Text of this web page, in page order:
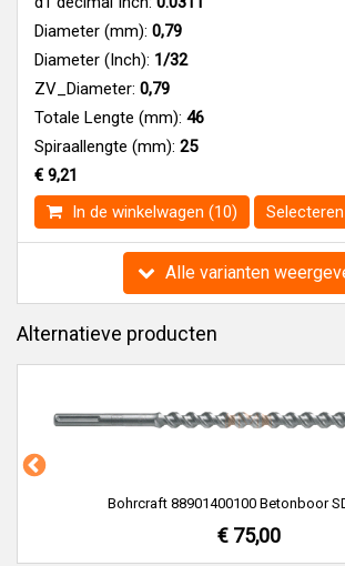
Diameter (mm): 0,79
Diameter (Inch): 1/32
ZV_Diameter: 0,79
Totale Lengte (mm): 46
Spiraallengte (mm): 25
€ 9,21
In de winkelwagen (10)
Selecteren
Alle varianten
Alternatieve producten
Bohrcraft 88901400100 Betonboor
€ 75,00